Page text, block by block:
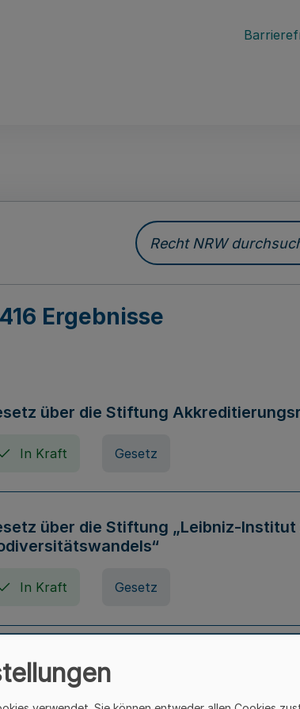
Recht NRW durchsuchen
Ergebnisse
über die Stiftung
In Kraft Gesetz
über die Stiftung „Leibniz-
In Kraft Gesetz
über die Kunsthochschulen des
- KunstHG)